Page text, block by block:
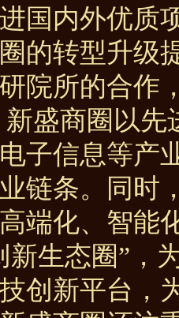
国内外优质
的转型升级
院所的合作
盛商圈以
子信息等产
链条。同时
端化、智能
新生态圈”，
创新平台，